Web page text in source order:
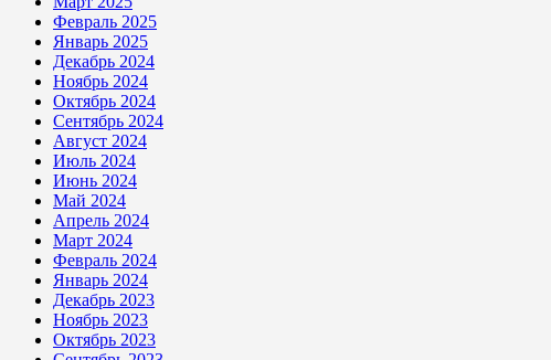
Февраль 2025
Январь 2025
Декабрь 2024
Ноябрь 2024
Октябрь 2024
Сентябрь 2024
Август 2024
Июль 2024
Июнь 2024
Май 2024
Апрель 2024
Март 2024
Февраль 2024
Январь 2024
Декабрь 2023
Ноябрь 2023
Октябрь 2023